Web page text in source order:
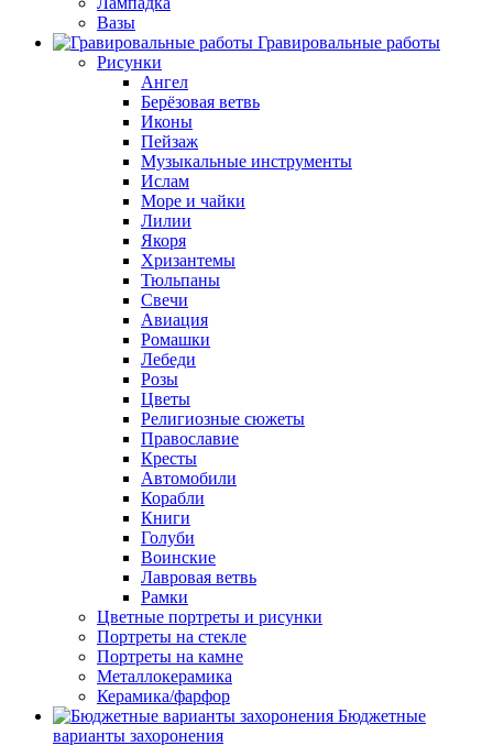
Вазы
Гравировальные работы
Рисунки
Ангел
Берёзовая ветвь
Иконы
Пейзаж
Музыкальные инструменты
Ислам
Море и чайки
Лилии
Якоря
Хризантемы
Тюльпаны
Свечи
Авиация
Ромашки
Лебеди
Розы
Цветы
Религиозные сюжеты
Православие
Кресты
Автомобили
Корабли
Книги
Голуби
Воинские
Лавровая ветвь
Рамки
Цветные портреты и рисунки
Портреты на стекле
Портреты на камне
Металлокерамика
Керамика/фарфор
Бюджетные
варианты захоронения